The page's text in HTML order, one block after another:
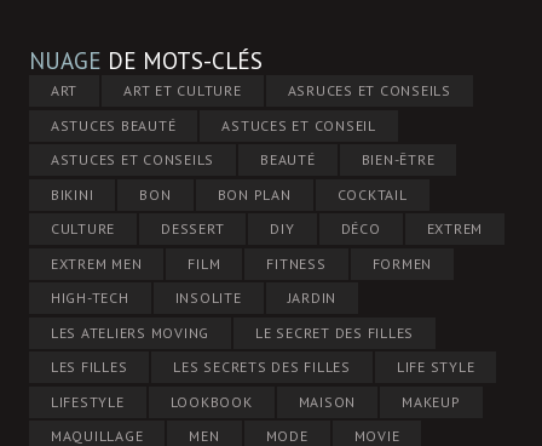
NUAGE DE MOTS-CLÉS
ART ART ET CULTURE
ASRUCES ET CONSEILS
ASTUCES BEAUTÉ
ASTUCES ET CONSEIL
ASTUCES ET CONSEILS
BEAUTÉ
BIEN-ÊTRE
BIKINI
BON BON PLAN
COCKTAIL
CULTURE
DESSERT DIY DÉCO
EXTREM
EXTREM MEN
FILM FITNESS
FORMEN
HIGH-TECH
INSOLITE
JARDIN
LES ATELIERS MOVING
LE SECRET DES FILLES
LES FILLES
LES SECRETS DES FILLES
LIFE STYLE
LIFESTYLE
LOOKBOOK MAISON
MAKEUP
MAQUILLAGE
MEN MODE MOVIE